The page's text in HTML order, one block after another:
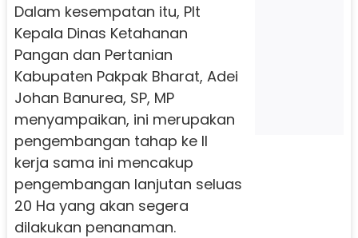
Dalam kesempatan itu, Plt
Kepala Dinas Ketahanan
Pangan dan Pertanian
Kabupaten Pakpak Bharat, Adei
Johan Banurea, SP, MP
menyampaikan, ini merupakan
pengembangan tahap ke II
kerja sama ini mencakup
pengembangan lanjutan seluas
20 Ha yang akan segera
dilakukan penanaman.